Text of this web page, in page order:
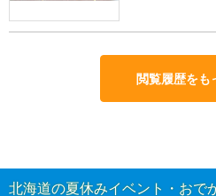
閲覧履歴をも
北海道の夏休みイベント・おで